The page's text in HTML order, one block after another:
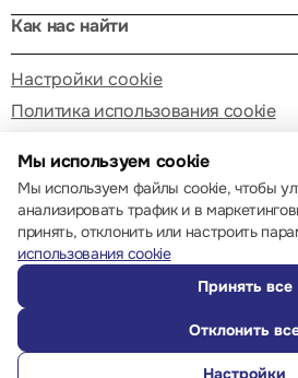
Как нас найти
Настройки cookie
Политика использования cookie
© 2013 – 2026
Мы используем cookie
Мы используем файлы cookie, чтобы
анализировать трафик и в
принять, отклонить или настроить
использования cookie
Принять все
Отклонить
Настройки